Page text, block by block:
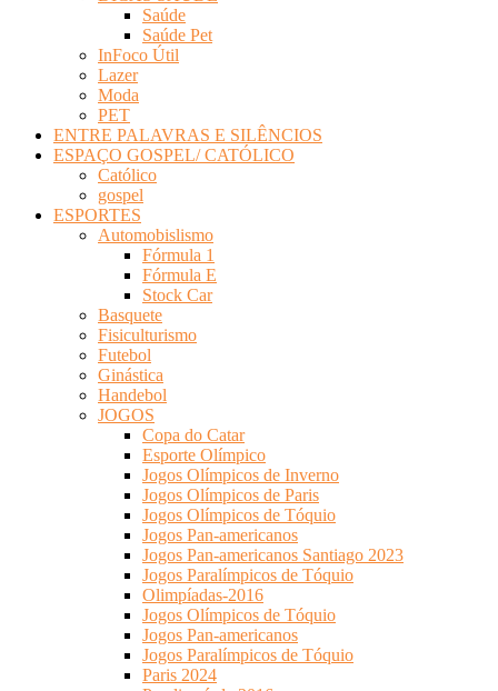
Saúde
Saúde Pet
InFoco Útil
Lazer
Moda
PET
ENTRE PALAVRAS E SILÊNCIOS
ESPAÇO GOSPEL/ CATÓLICO
Católico
gospel
ESPORTES
Automobislismo
Fórmula 1
Fórmula E
Stock Car
Basquete
Fisiculturismo
Futebol
Ginástica
Handebol
JOGOS
Copa do Catar
Esporte Olímpico
Jogos Olímpicos de Inverno
Jogos Olímpicos de Paris
Jogos Olímpicos de Tóquio
Jogos Pan-americanos
Jogos Pan-americanos Santiago 2023
Jogos Paralímpicos de Tóquio
Olimpíadas-2016
Jogos Olímpicos de Tóquio
Jogos Pan-americanos
Jogos Paralímpicos de Tóquio
Paris 2024